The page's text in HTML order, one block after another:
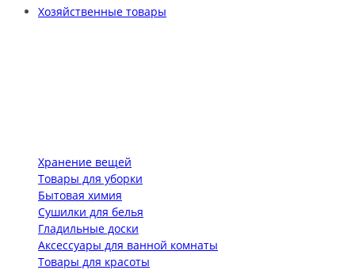
Хозяйственные товары
Хранение вещей
Товары для уборки
Бытовая химия
Сушилки для белья
Гладильные доски
Аксессуары для ванной комнаты
Товары для красоты